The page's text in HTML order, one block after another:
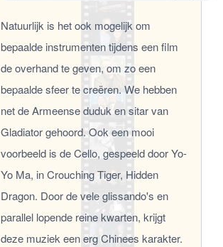
Natuurlijk is het ook mogelijk om
bepaalde instrumenten tijdens een film
de overhand te geven, om zo een
bepaalde sfeer te creëren. We hebben
net de Armeense duduk en sitar van
Gladiator gehoord. Ook een mooi
voorbeeld is de Cello, gespeeld door Yo-
Yo Ma, in Crouching Tiger, Hidden
Dragon. Door de vele glissando's en
parallel lopende reine kwarten, krijgt
deze muziek een erg Chinees karakter.